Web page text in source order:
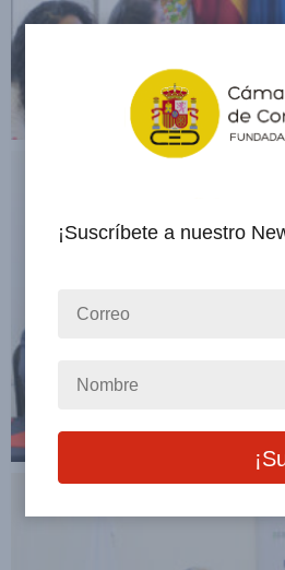
¡Suscríbete a nuestro